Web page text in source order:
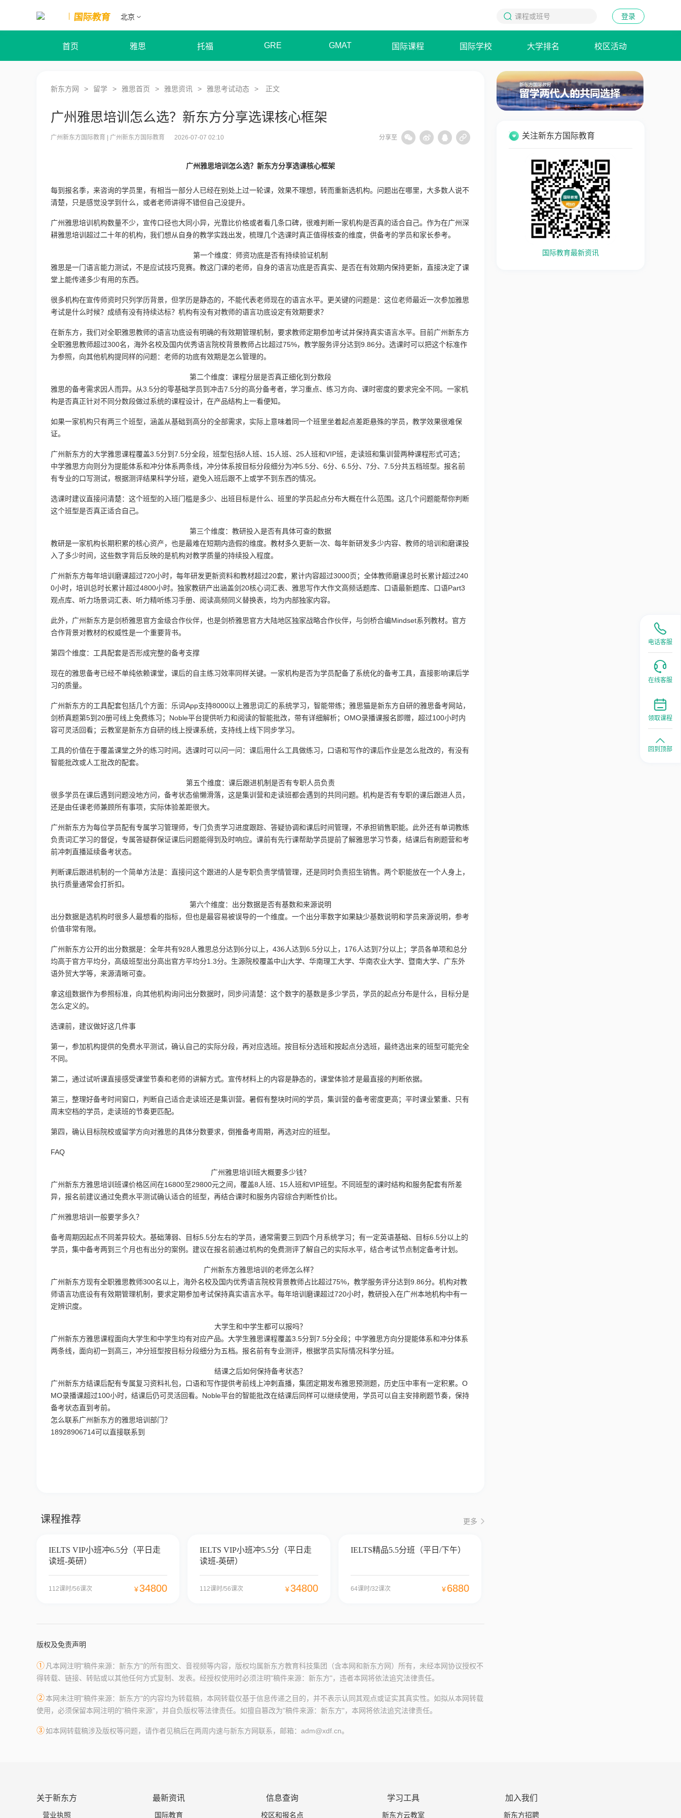
国际教育 北京 登录
首页 雅思 托福 GRE GMAT 国际课程 国际学校 大学排名 校区活动
新东方网 留学 雅思首页 雅思资讯 雅思考试动态 正文
广州雅思培训怎么选？新东方分享选课核心框架
广州新东方国际教育 | 广州新东方国际教育 2026-07-07 02:10 分享至
广州雅思培训怎么选？新东方分享选课核心框架
每到报名季，来咨询的学员里，有相当一部分人已经在别处上过一轮课，效果不理想，转而重新选机构。问题出在哪里，大多数人说不
清楚，只是感觉没学到什么，或者老师讲得不错但自己没提升。
广州雅思培训机构数量不少，宣传口径也大同小异，光靠比价格或者看几条口碑，很难判断一家机构是否真的适合自己。作为在广州深
耕雅思培训超过二十年的机构，我们想从自身的教学实践出发，梳理几个选课时真正值得核查的维度，供备考的学员和家长参考。
第一个维度：师资功底是否有持续验证机制
雅思是一门语言能力测试，不是应试技巧竞赛。教这门课的老师，自身的语言功底是否真实、是否在有效期内保持更新，直接决定了课
堂上能传递多少有用的东西。
很多机构在宣传师资时只列学历背景，但学历是静态的，不能代表老师现在的语言水平。更关键的问题是：这位老师最近一次参加雅思
考试是什么时候？成绩有没有持续达标？机构有没有对教师的语言功底设定有效期要求？
在新东方，我们对全职雅思教师的语言功底设有明确的有效期管理机制，要求教师定期参加考试并保持真实语言水平。目前广州新东方
全职雅思教师超过300名，海外名校及国内优秀语言院校背景教师占比超过75%，教学服务评分达到9.86分。选课时可以把这个标准作
为参照，向其他机构提同样的问题：老师的功底有效期是怎么管理的。
第二个维度：课程分层是否真正细化到分数段
雅思的备考需求因人而异。从3.5分的零基础学员到冲击7.5分的高分备考者，学习重点、练习方向、课时密度的要求完全不同。一家机
构是否真正针对不同分数段做过系统的课程设计，在产品结构上一看便知。
如果一家机构只有两三个班型，涵盖从基础到高分的全部需求，实际上意味着同一个班里坐着起点差距悬殊的学员，教学效果很难保
证。
广州新东方的大学雅思课程覆盖3.5分到7.5分全段，班型包括8人班、15人班、25人班和VIP班，走读班和集训营两种课程形式可选；
中学雅思方向则分为提能体系和冲分体系两条线，冲分体系按目标分段细分为冲5.5分、6分、6.5分、7分、7.5分共五档班型。报名前
有专业的口写测试，根据测评结果科学分班，避免入班后跟不上或学不到东西的情况。
选课时建议直接问清楚：这个班型的入班门槛是多少、出班目标是什么、班里的学员起点分布大概在什么范围。这几个问题能帮你判断
这个班型是否真正适合自己。
第三个维度：教研投入是否有具体可查的数据
教研是一家机构长期积累的核心资产，也是最难在短期内造假的维度。教材多久更新一次、每年新研发多少内容、教师的培训和磨课投
入了多少时间，这些数字背后反映的是机构对教学质量的持续投入程度。
广州新东方每年培训磨课超过720小时，每年研发更新资料和教材超过20套，累计内容超过3000页；全体教师磨课总时长累计超过240
0小时，培训总时长累计超过4800小时。独家教研产出涵盖剑20核心词汇表、雅思写作大作文高频话题库、口语最新题库、口语Part3
观点库、听力场景词汇表、听力精听练习手册、阅读高频同义替换表，均为内部独家内容。
此外，广州新东方是剑桥雅思官方金级合作伙伴，也是剑桥雅思官方大陆地区独家战略合作伙伴，与剑桥合编Mindset系列教材。官方
合作背景对教材的权威性是一个重要背书。
第四个维度：工具配套是否形成完整的备考支撑
现在的雅思备考已经不单纯依赖课堂，课后的自主练习效率同样关键。一家机构是否为学员配备了系统化的备考工具，直接影响课后学
习的质量。
广州新东方的工具配套包括几个方面：乐词App支持8000以上雅思词汇的系统学习，智能带练；雅思猫是新东方自研的雅思备考网站，
剑桥真题第5到20册可线上免费练习；Noble平台提供听力和阅读的智能批改，带有详细解析；OMO录播课报名即赠，超过100小时内
容可灵活回看；云教室是新东方自研的线上授课系统，支持线上线下同步学习。
工具的价值在于覆盖课堂之外的练习时间。选课时可以问一问：课后用什么工具做练习，口语和写作的课后作业是怎么批改的，有没有
智能批改或人工批改的配套。
第五个维度：课后跟进机制是否有专职人员负责
很多学员在课后遇到问题没地方问，备考状态偷懒滑落，这是集训营和走读班都会遇到的共同问题。机构是否有专职的课后跟进人员，
还是由任课老师兼顾所有事项，实际体验差距很大。
广州新东方为每位学员配有专属学习管理师，专门负责学习进度跟踪、答疑协调和课后时间管理，不承担销售职能。此外还有单词教练
负责词汇学习的督促，专属答疑群保证课后问题能得到及时响应。课前有先行课帮助学员提前了解雅思学习节奏，结课后有刷题营和考
前冲刺直播延续备考状态。
判断课后跟进机制的一个简单方法是：直接问这个跟进的人是专职负责学情管理，还是同时负责招生销售。两个职能放在一个人身上，
执行质量通常会打折扣。
第六个维度：出分数据是否有基数和来源说明
出分数据是选机构时很多人最想看的指标，但也是最容易被误导的一个维度。一个出分率数字如果缺少基数说明和学员来源说明，参考
价值非常有限。
广州新东方公开的出分数据是：全年共有928人雅思总分达到6分以上，436人达到6.5分以上，176人达到7分以上；学员各单项和总分
均高于官方平均分，高级班型出分高出官方平均分1.3分。生源院校覆盖中山大学、华南理工大学、华南农业大学、暨南大学、广东外
语外贸大学等，来源清晰可查。
拿这组数据作为参照标准，向其他机构询问出分数据时，同步问清楚：这个数字的基数是多少学员，学员的起点分布是什么，目标分是
怎么定义的。
选课前，建议做好这几件事
第一，参加机构提供的免费水平测试，确认自己的实际分段，再对应选班。按目标分选班和按起点分选班，最终选出来的班型可能完全
不同。
第二，通过试听课直接感受课堂节奏和老师的讲解方式。宣传材料上的内容是静态的，课堂体验才是最直接的判断依据。
第三，整理好备考时间窗口，判断自己适合走读班还是集训营。暑假有整块时间的学员，集训营的备考密度更高；平时课业繁重、只有
周末空档的学员，走读班的节奏更匹配。
第四，确认目标院校或留学方向对雅思的具体分数要求，倒推备考周期，再选对应的班型。
FAQ
广州雅思培训班大概要多少钱？
广州新东方雅思培训班课价格区间在16800至29800元之间，覆盖8人班、15人班和VIP班型。不同班型的课时结构和服务配套有所差
异，报名前建议通过免费水平测试确认适合的班型，再结合课时和服务内容综合判断性价比。
广州雅思培训一般要学多久？
备考周期因起点不同差异较大。基础薄弱、目标5.5分左右的学员，通常需要三到四个月系统学习；有一定英语基础、目标6.5分以上的
学员，集中备考两到三个月也有出分的案例。建议在报名前通过机构的免费测评了解自己的实际水平，结合考试节点制定备考计划。
广州新东方雅思培训的老师怎么样？
广州新东方现有全职雅思教师300名以上，海外名校及国内优秀语言院校背景教师占比超过75%，教学服务评分达到9.86分。机构对教
师语言功底设有有效期管理机制，要求定期参加考试保持真实语言水平。每年培训磨课超过720小时，教研投入在广州本地机构中有一
定辨识度。
大学生和中学生都可以报吗？
广州新东方雅思课程面向大学生和中学生均有对应产品。大学生雅思课程覆盖3.5分到7.5分全段；中学雅思方向分提能体系和冲分体系
两条线，面向初一到高三，冲分班型按目标分段细分为五档。报名前有专业测评，根据学员实际情况科学分班。
结课之后如何保持备考状态？
广州新东方结课后配有专属复习资料礼包，口语和写作提供考前线上冲刺直播，集团定期发布雅思预测题，历史压中率有一定积累。O
MO录播课超过100小时，结课后仍可灵活回看。Noble平台的智能批改在结课后同样可以继续使用，学员可以自主安排刷题节奏，保持
备考状态直到考前。
怎么联系广州新东方的雅思培训部门？
18928906714可以直接联系到
课程推荐 更多
IELTS VIP小班冲6.5分（平日走
读班-英研）
112课时/56课次 ¥34800
IELTS VIP小班冲5.5分（平日走
读班-英研）
112课时/56课次 ¥34800
IELTS精品5.5分班（平日/下午）
64课时/32课次 ¥6880
版权及免责声明
① 凡本网注明"稿件来源：新东方"的所有图文、音视频等内容，版权均属新东方教育科技集团（含本网和新东方网）所有，未经本网协议授权不
得转载、链接、转贴或以其他任何方式复制、发表。经授权使用时必须注明"稿件来源：新东方"，违者本网将依法追究法律责任。
②本网未注明"稿件来源：新东方"的内容均为转载稿，本网转载仅基于信息传递之目的，并不表示认同其观点或证实其真实性。如拟从本网转载
使用，必须保留本网注明的"稿件来源"，并自负版权等法律责任。如擅自篡改为"稿件来源：新东方"，本网将依法追究法律责任。
③如本网转载稿涉及版权等问题，请作者见稿后在两周内速与新东方网联系，邮箱：adm@xdf.cn。
关注新东方国际教育
国际教育最新资讯
关于新东方
营业执照
最新资讯
国际教育
信息查询
校区和报名点
学习工具
新东方云教室
加入我们
新东方招聘
电话客服
在线客服
领取课程
回到顶部